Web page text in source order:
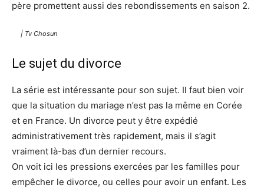
père promettent aussi des rebondissements en saison 2.
| Tv Chosun
Le sujet du divorce
La série est intéressante pour son sujet. Il faut bien voir
que la situation du mariage n’est pas la même en Corée
et en France. Un divorce peut y être expédié
administrativement très rapidement, mais il s’agit
vraiment là-bas d’un dernier recours.
On voit ici les pressions exercées par les familles pour
empêcher le divorce, ou celles pour avoir un enfant. Les